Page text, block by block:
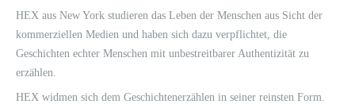
HEX aus New York studieren das Leben der Menschen aus Sicht der
kommerziellen Medien und haben sich dazu verpflichtet, die
Geschichten echter Menschen mit unbestreitbarer Authentizität zu
erzählen.
HEX widmen sich dem Geschichtenerzählen in seiner reinsten Form.